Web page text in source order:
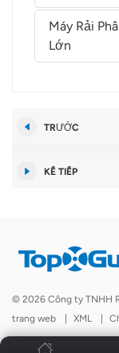
Máy Rải
Lớn
TRƯỚC
KẾ TIẾP
© 2026 Công ty TNHH
trang web
XML